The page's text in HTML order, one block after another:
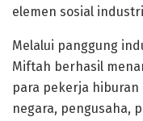
elemen sosial
Melalui panggung
Miftah berhasil
para pekerja
negara, pengusaha,